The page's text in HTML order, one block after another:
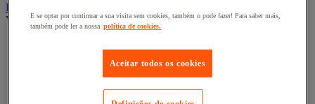
Ferramentas manuais profissão especializada
Ver todas as categorias
Ferramentas de canalizador
Ferramentas de Eletricista
Ferramentas de eletrónica
E se optar por continuar a sua visita sem cookies, também o pode fazer! Para saber mais,
também pode ler a nossa política de cookies.
Aceitar todos os cookies